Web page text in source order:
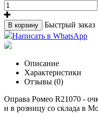
В корзину
Быстрый заказ
Написать в WhatsApp
Описание
Характеристики
Отзывы (0)
Оправа Ромео R21070 -
и в розницу со склада в